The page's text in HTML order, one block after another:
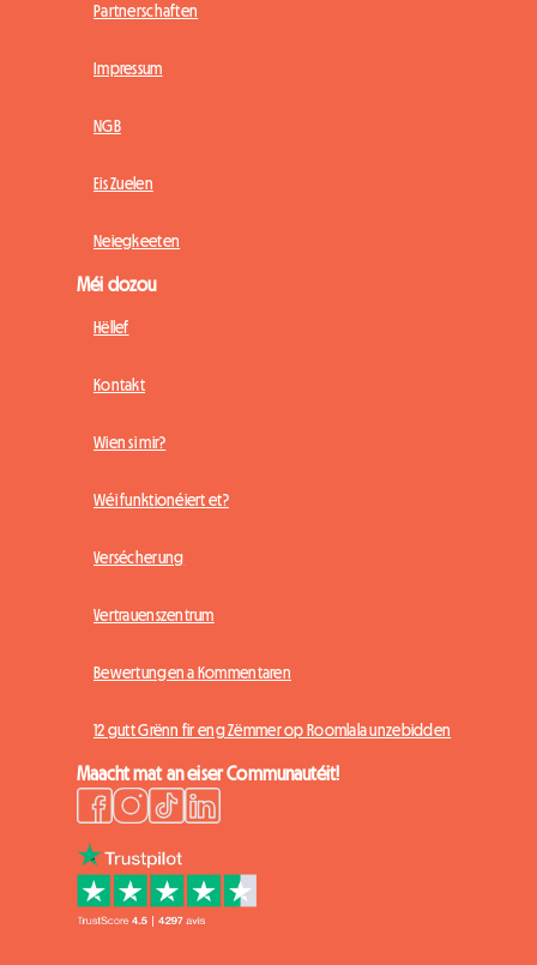
Partnerschaften
Impressum
NGB
Eis Zuelen
Neiegkeeten
Méi dozou
Hëllef
Kontakt
Wien si mir?
Wéi funktionéiert et?
Versécherung
Vertrauenszentrum
Bewertungen a Kommentaren
12 gutt Grënn fir eng Zëmmer op Roomlala unzebidden
Maacht mat an eiser Communautéit!